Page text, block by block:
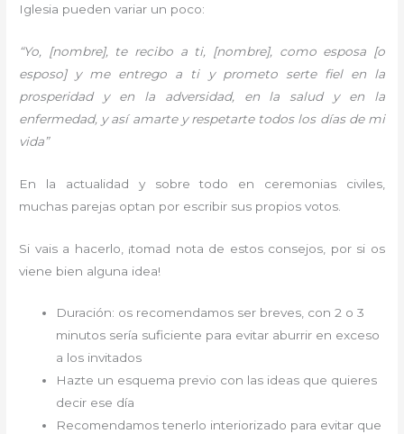
Iglesia pueden variar un poco:
“Yo, [nombre], te recibo a ti, [nombre], como esposa [o
esposo] y me entrego a ti y prometo serte fiel en la
prosperidad y en la adversidad, en la salud y en la
enfermedad, y así amarte y respetarte todos los días de mi
vida”
En la actualidad y sobre todo en ceremonias civiles,
muchas parejas optan por escribir sus propios votos.
Si vais a hacerlo, ¡tomad nota de estos consejos, por si os
viene bien alguna idea!
Duración: os recomendamos ser breves, con 2 o 3
minutos sería suficiente para evitar aburrir en exceso
a los invitados
Hazte un esquema previo con las ideas que quieres
decir ese día
Recomendamos tenerlo interiorizado para evitar que